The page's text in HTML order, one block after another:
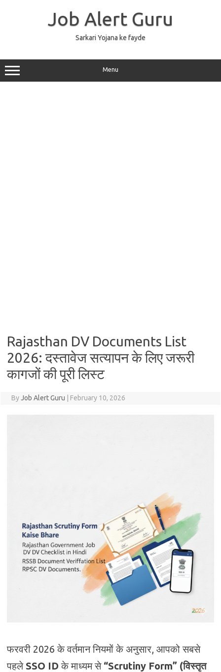
Job Alert Guru
Sarkari Yojana ke fayde
Menu
Rajasthan DV Documents List
2026: दस्तावेज सत्यापन के लिए जरूरी
कागजों की पूरी लिस्ट
ByJob Alert Guru February 10, 2026
फरवरी 2026 के वर्तमान नियमों के अनुसार, आपको सबसे
पहले SSO ID के माध्यम से “Scrutiny Form” (विस्तृत